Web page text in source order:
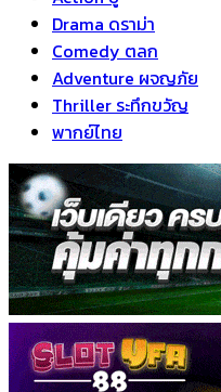
Drama ดราม่า
Comedy ตลก
Adventure ผจญภัย
Thriller ระทึกขวัญ
พากย์ไทย